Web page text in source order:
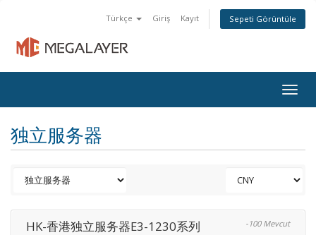
Türkçe Giriş Kayıt Sepeti Görüntüle
独立服务器
HK-香港独立服务器E3-1230系列 -100 Mevcut